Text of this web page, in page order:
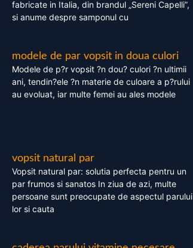
fabricate in Italia, din brandul „Sereni Capelli”,
si anume despre samponul cu
modele de par vopsit in doua culori
Modele de p?r vopsit ?n dou? culori ?n ultimii
ani, tendin?ele ?n materie de culoare a p?rului
au evoluat, iar multe femei au ales modele
vopsit natural par
Vopsit natural par: solutia perfecta pentru un
par frumos si sanatos In ziua de azi, multe
persoane sunt preocupate de aspectul parului
lor si cauta